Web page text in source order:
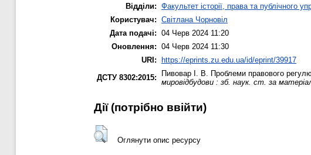
Відділи: Факультет історії, права та публічного
Користувач: Світлана Чорновіл
Дата подачі: 04 Черв 2024 11:20
Оновлення: 04 Черв 2024 11:30
URI:
https://eprints.zu.edu.ua/id/eprint/39917
ДСТУ 8302:2015:
Пивовар І. В. Проблеми правового
мировідбудови : зб. наук. ст. за
Дії ​​(потрібно ввійти)
Оглянути опис ресурсу